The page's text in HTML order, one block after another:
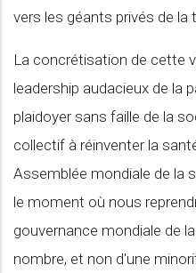
vers les géants privés de la
La concrétisation de cette
leadership audacieux de la
plaidoyer sans faille de la
collectif à réinventer la
Assemblée mondiale de la
le moment où nous
gouvernance mondiale de
nombre, et non d'une